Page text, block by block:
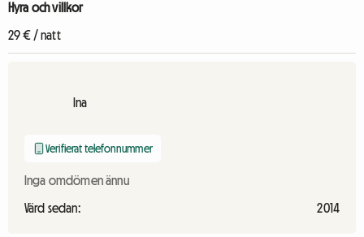
Hyra och villkor
29 € / natt
Ina
Verifierat telefonnummer
Inga omdömen ännu
Värd sedan: 2014